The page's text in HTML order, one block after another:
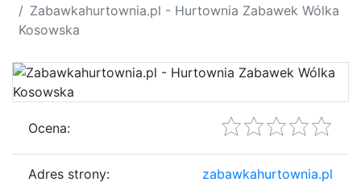
Zabawkahurtownia.pl - Hurtownia Zabawek Wólka
Kosowska
Ocena:
Adres strony: zabawkahurtownia.pl